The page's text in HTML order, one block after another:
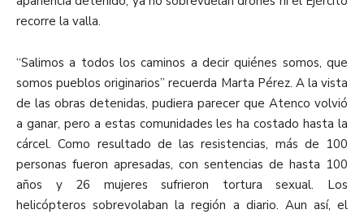
recorre la valla.
“Salimos a todos los caminos a decir quiénes somos, que
somos pueblos originarios” recuerda Marta Pérez. A la vista
de las obras detenidas, pudiera parecer que Atenco volvió
a ganar, pero a estas comunidades les ha costado hasta la
cárcel. Como resultado de las resistencias, más de 100
personas fueron apresadas, con sentencias de hasta 100
años y 26 mujeres sufrieron tortura sexual. Los
helicópteros sobrevolaban la región a diario. Aun así, el